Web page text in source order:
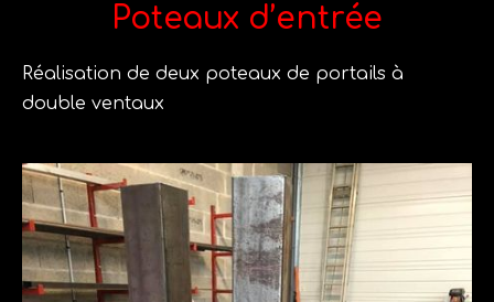
Poteaux d’entrée
Réalisation de deux poteaux de portails à
double ventaux